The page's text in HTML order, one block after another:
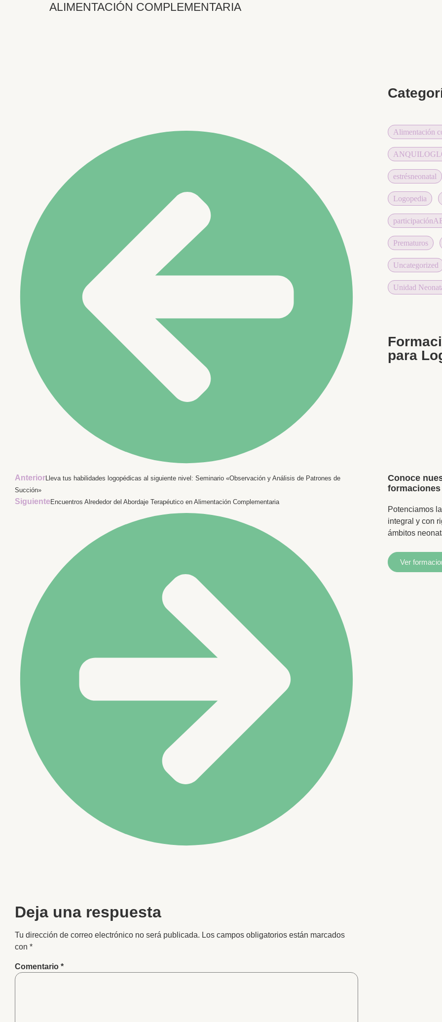
ALIMENTACIÓN COMPLEMENTARIA
AnteriorLleva tus habilidades logopédicas al siguiente nivel: Seminario «Observación y Análisis de Patrones de
Succión»
SiguienteEncuentros Alrededor del Abordaje Terapéutico en Alimentación Complementaria
Deja una respuesta
Tu dirección de correo electrónico no será publicada. Los campos obligatorios están marcados
con *
Comentario *
Alimentación
estrésneonatal
Logopedia
Prematuros
Uncategorized
Unidad
para
Conoce
formaciones
Potenciamos
integral y con
ámbitos
Ver